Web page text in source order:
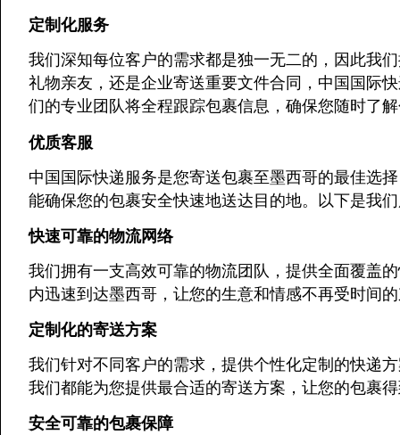
定制化服务
我们深知每位客户的需求都是独一无二的，因此我
礼物亲友，还是企业寄送重要文件合同，中国国际
们的专业团队将全程跟踪包裹信息，确保您随时了
优质客服
中国国际快递服务是您寄送包裹至墨西哥的最佳选
能确保您的包裹安全快速地送达目的地。以下是我
快速可靠的物流网络
我们拥有一支高效可靠的物流团队，提供全面覆盖
内迅速到达墨西哥，让您的生意和情感不再受时间
定制化的寄送方案
我们针对不同客户的需求，提供个性化定制的快递
我们都能为您提供最合适的寄送方案，让您的包裹
安全可靠的包裹保障